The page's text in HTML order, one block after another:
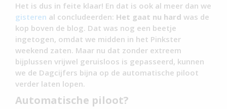
Het is dus in feite klaar! En dat is ook al meer dan we
gisteren al concludeerden: Het gaat nu hard was de
kop boven de blog. Dat was nog een beetje
ingetogen, omdat we midden in het Pinkster
weekend zaten. Maar nu dat zonder extreem
bijplussen vrijwel geruisloos is gepasseerd, kunnen
we de Dagcijfers bijna op de automatische piloot
verder laten lopen.
Automatische piloot?